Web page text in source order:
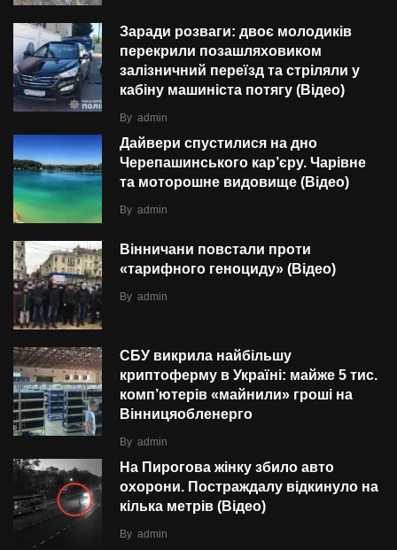
Заради розваги: двоє молодиків
перекрили позашляховиком
залізничний переїзд та стріляли у
кабіну машиніста потягу (Відео)
By admin
Дайвери спустилися на дно
Черепашинського кар’єру. Чарівне
та моторошне видовище (Відео)
By admin
Вінничани повстали проти
«тарифного геноциду» (Відео)
By admin
СБУ викрила найбільшу
криптоферму в Україні: майже 5 тис.
комп’ютерів «майнили» гроші на
Вінницяобленерго
By admin
На Пирогова жінку збило авто
охорони. Постраждалу відкинуло на
кілька метрів (Відео)
By admin